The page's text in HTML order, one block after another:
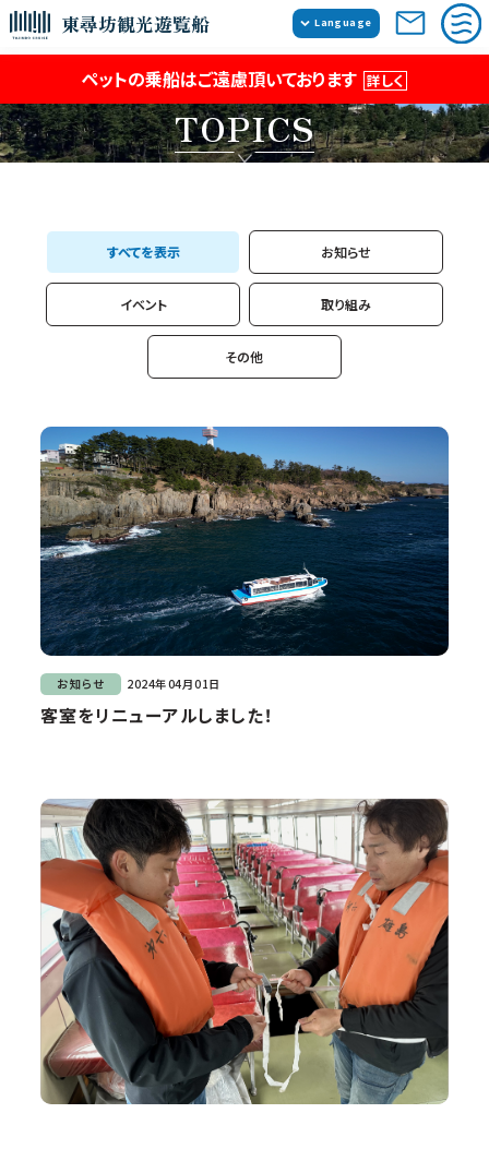
東尋坊観光遊覧船 Language
日本語
English
簡体中文
繁体中文
ペットの乗船はご遠慮頂いております 詳しく
TOPICS
お知らせ 2024年04月01日
客室をリニューアルしました！
すべてを表示 お知らせ
イベント 取り組み
その他